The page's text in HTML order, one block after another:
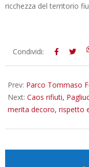
ricchezza del territorio
2025-
Condividi:
Prev: Parco Tommaso
Next: Caos rifiuti,
merita decoro, rispetto